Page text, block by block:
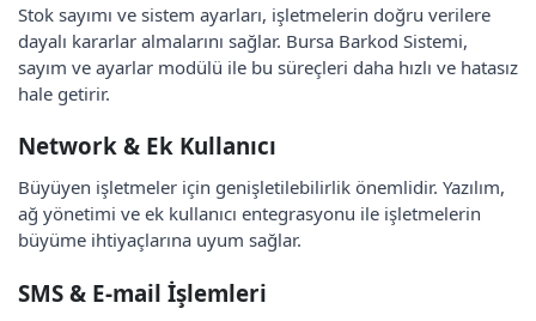
Stok sayımı ve sistem ayarları, işletmelerin doğru verilere
dayalı kararlar almalarını sağlar. Bursa Barkod Sistemi,
sayım ve ayarlar modülü ile bu süreçleri daha hızlı ve hatasız
hale getirir.
Network & Ek Kullanıcı
Büyüyen işletmeler için genişletilebilirlik önemlidir. Yazılım,
ağ yönetimi ve ek kullanıcı entegrasyonu ile işletmelerin
büyüme ihtiyaçlarına uyum sağlar.
SMS & E-mail İşlemleri